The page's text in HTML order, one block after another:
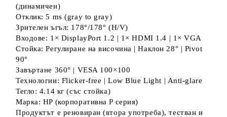
(динамичен)
Отклик: 5 ms (gray to gray)
Зрителен ъгъл: 178°/178° (H/V)
Входове: 1× DisplayPort 1.2 | 1× HDMI 1.4 | 1× VGA
Стойка: Регулиране на височина | Наклон 28° | Pivot
90°
Завъртане 360° | VESA 100×100
Технологии: Flicker-free | Low Blue Light | Anti-glare
Тегло: 4.14 кг (със стойка)
Марка: HP (корпоративна P серия)
Продуктът е реновиран (втора употреба), тестван и